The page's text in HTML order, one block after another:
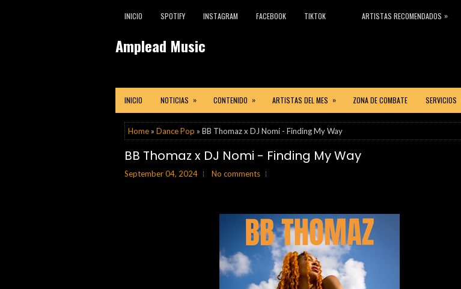
INICIO SPOTIFY INSTAGRAM FACEBOOK TIKTOK ARTISTAS RECOMENDADOS »
Amplead Music
INICIO NOTICIAS » CONTENIDO » ARTISTAS DEL MES » ZONA DE COMBATE SERVICIOS
Home » Dance Pop » BB Thomaz x DJ Nomi - Finding My Way
BB Thomaz x DJ Nomi - Finding My Way
September 04, 2024 No comments